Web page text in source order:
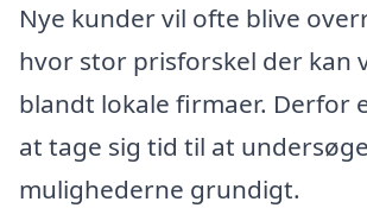
Nye kunder vil ofte blive
hvor stor prisforskel der kan
blandt lokale firmaer. Derfor
at tage sig tid til at undersøge
mulighederne grundigt.